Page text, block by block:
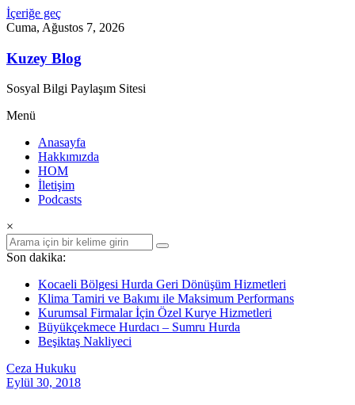
İçeriğe geç
Cuma, Ağustos 7, 2026
Kuzey Blog
Sosyal Bilgi Paylaşım Sitesi
Menü
Anasayfa
Hakkımızda
HOM
İletişim
Podcasts
×
Son dakika:
Kocaeli Bölgesi Hurda Geri Dönüşüm Hizmetleri
Klima Tamiri ve Bakımı ile Maksimum Performans
Kurumsal Firmalar İçin Özel Kurye Hizmetleri
Büyükçekmece Hurdacı – Sumru Hurda
Beşiktaş Nakliyeci
Ceza Hukuku
Eylül 30, 2018